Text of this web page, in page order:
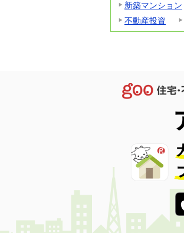
新築マンション
不動産投資